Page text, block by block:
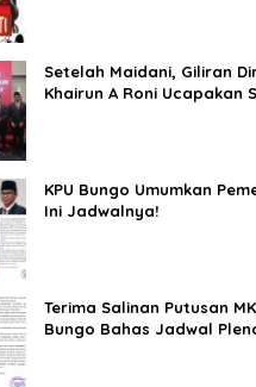
Setelah Maidani, Giliran
Khairun A Roni Ucapakan
KPU Bungo Umumkan
Ini Jadwalnya!
Terima Salinan Putusan
Bungo Bahas Jadwal